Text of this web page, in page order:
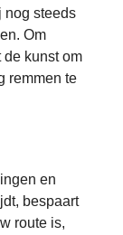
nog steeds
Om
kunst om
remmen te
en
bespaart
route is,